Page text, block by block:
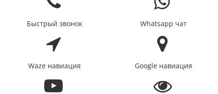
Быстрый звонок Whatsapp чат
Waze навиация Google навиация